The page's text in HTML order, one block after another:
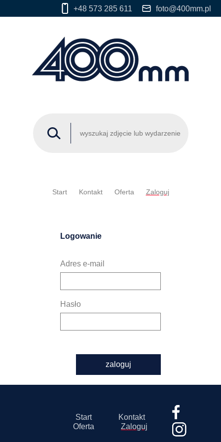
+48 573 285 611 foto@400mm.pl
Start Kontakt Oferta Zaloguj
Logowanie
Adres e-mail
Hasło
zaloguj
Start
Kontakt
Oferta
Zaloguj